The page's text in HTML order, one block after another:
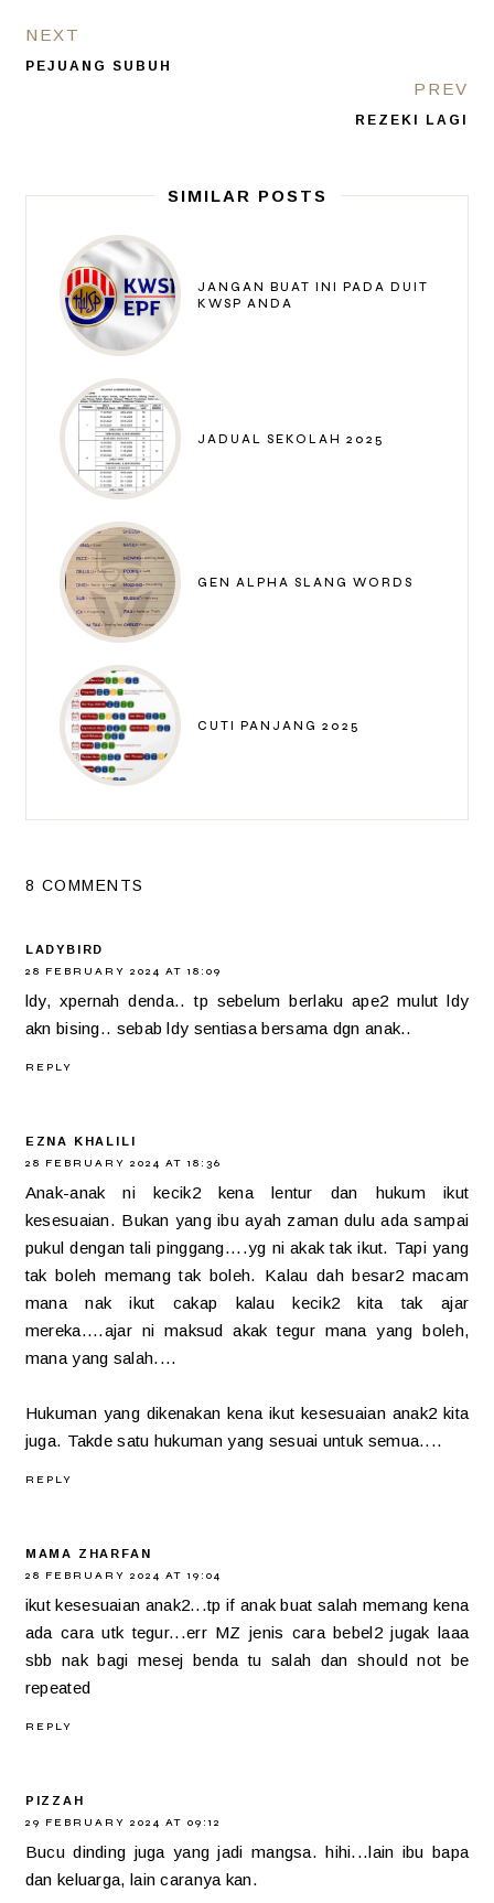
NEXT
PEJUANG SUBUH
PREV
REZEKI LAGI
SIMILAR POSTS
JANGAN BUAT INI PADA DUIT
KWSP ANDA
JADUAL SEKOLAH 2025
GEN ALPHA SLANG WORDS
CUTI PANJANG 2025
8 COMMENTS
LADYBIRD
28 FEBRUARY 2024 AT 18:09
ldy, xpernah denda.. tp sebelum berlaku ape2 mulut ldy
akn bising.. sebab ldy sentiasa bersama dgn anak..
REPLY
EZNA KHALILI
28 FEBRUARY 2024 AT 18:36
Anak-anak ni kecik2 kena lentur dan hukum ikut
kesesuaian. Bukan yang ibu ayah zaman dulu ada sampai
pukul dengan tali pinggang....yg ni akak tak ikut. Tapi yang
tak boleh memang tak boleh. Kalau dah besar2 macam
mana nak ikut cakap kalau kecik2 kita tak ajar
mereka....ajar ni maksud akak tegur mana yang boleh,
mana yang salah....
Hukuman yang dikenakan kena ikut kesesuaian anak2 kita
juga. Takde satu hukuman yang sesuai untuk semua....
REPLY
MAMA ZHARFAN
28 FEBRUARY 2024 AT 19:04
ikut kesesuaian anak2...tp if anak buat salah memang kena
ada cara utk tegur...err MZ jenis cara bebel2 jugak laaa
sbb nak bagi mesej benda tu salah dan should not be
repeated
REPLY
PIZZAH
29 FEBRUARY 2024 AT 09:12
Bucu dinding juga yang jadi mangsa. hihi...lain ibu bapa
dan keluarga, lain caranya kan.